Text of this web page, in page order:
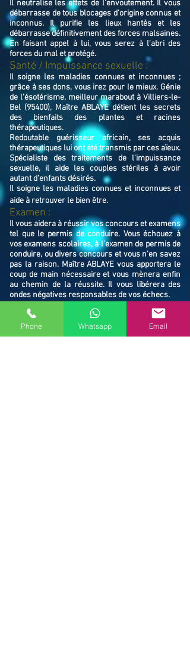
Il neutralise les effets de l’envoutement. Il vous
débarrasse de tous blocages d'origine connus et
inconnus. Il purifie les lieux hantés et les
débarrasse définitivement des forces malsaines.
En faisant appel à lui, vous serez à l'abri des
forces du mal et protégé.
Santé / Impuissance sexuelle :
Il soigne les maladies connues et inconnues ;
grâce à ses dons, vous irez pour le mieux. Génie
de l'ésotérisme, meilleur marabout à Villiers-le-
Bel (95400), Maître ABLAYE détient les secrets
des bienfaits des plantes et racines
thérapeutiques.
Redoutable guérisseur africain, ses acquis
thérapeutiques lui ont été transmis par ces aïeux.
Spécialiste des traitements de l'impuissance
sexuelle, il aide les couples stériles à avoir
autant d'enfants désirés.
Il soigne les maladies connues et inconnues et
aide à retrouver le bien être.
Examen :
Il vous aidera à réussir vos concours et examens
tel que le permis de conduire. Vous échouez à
vos examens scolaires, à l’examen de permis de
conduire, ou divers concours et vous n’en savez
pas la raison. Maître ABLAYE vous apportera le
coup de main nécessaire et vous mènera enfin
au chemin de la réussite. Il vous libérera des
ondes négatives responsables de vos échecs.
Famille / Prot ection :
Il vous protégera vous et votre famille, et
resserrera vos liens en cas de rupture familiale.
Ne restez pas avec vos souffrances, consultez le
Phone Whatsapp Email